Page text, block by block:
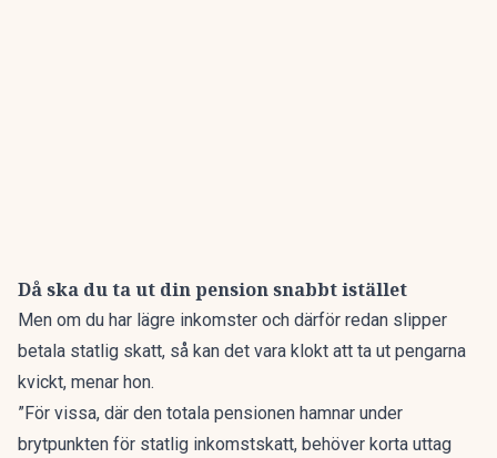
Då ska du ta ut din pension snabbt istället
Men om du har lägre inkomster och därför redan slipper
betala statlig skatt, så kan det vara klokt att ta ut pengarna
kvickt, menar hon.
”För vissa, där den totala pensionen hamnar under
brytpunkten för statlig inkomstskatt, behöver korta uttag